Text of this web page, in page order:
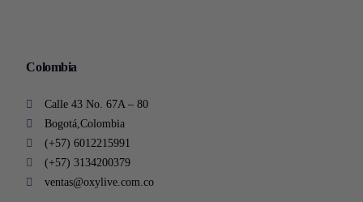
Colombia
Calle 43 No. 67A – 80
Bogotá,Colombia
(+57) 6012215991
(+57) 3134200379
ventas@oxylive.com.co